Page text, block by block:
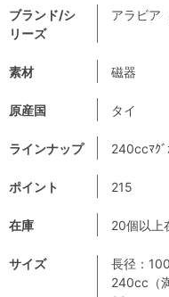
ブランド/シ
リーズ
アラビア
素材 磁器
原産国 タイ
ラインナップ 240ccﾏｸﾞ
ポイント 215
在庫 20個以上
サイズ
長径：
240cc（